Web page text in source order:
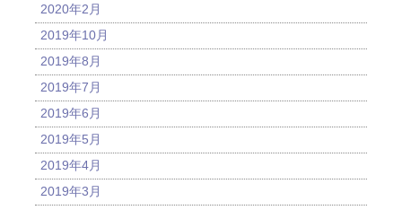
2020年2月
2019年10月
2019年8月
2019年7月
2019年6月
2019年5月
2019年4月
2019年3月